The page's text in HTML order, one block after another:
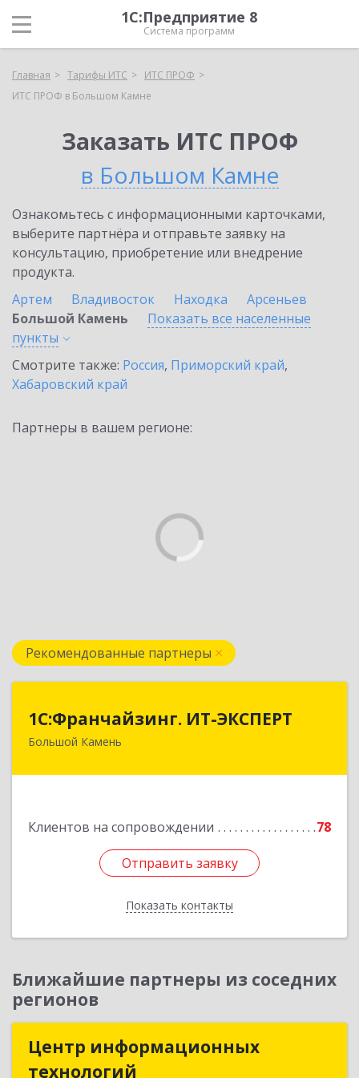
1С:Предприятие 8
Система программ
Главная Тарифы ИТС
ИТС ПРОФ
ИТС ПРОФ в Большом Камне
Заказать ИТС ПРОФ
в Большом Камне
Ознакомьтесь с информационными карточками,
выберите партнёра и отправьте заявку на
консультацию, приобретение или внедрение
продукта.
Артем
Владивосток Находка
Арсеньев
Большой Камень
Показать все населенные
пункты
Смотрите также: Россия, Приморский край,
Хабаровский край
Партнеры в вашем регионе:
Рекомендованные партнеры
1С:Франчайзинг. ИТ-ЭКСПЕРТ
Большой Камень
Клиентов на сопровождении 78
Отправить заявку
Показать контакты
1С:Франчайзинг. ИТ-ЭКСПЕРТ
692806, Приморский край, Большой Камень г,
Отправить заявку
Назад
Ближайшие партнеры из соседних
регионов
Центр информационных
технологий
Центр информационных